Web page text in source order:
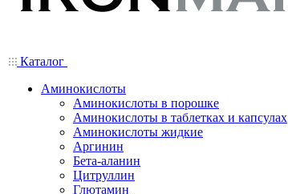
Каталог
Аминокислоты
Аминокислоты в порошке
Аминокислоты в таблетках и капсулах
Аминокислоты жидкие
Аргинин
Бета-аланин
Цитруллин
Глютамин